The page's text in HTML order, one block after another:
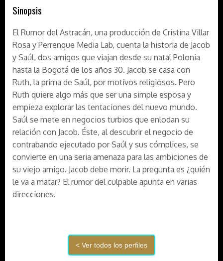
Sinopsis
El Rumor del Astracán, una producción de Cristina Villar
Rosa y Perrenque Media Lab, cuenta la historia de Jacob
y Saúl, dos amigos que viajan desde su natal Polonia
hasta la Bogotá de los años 30. Jacob se casa con
Ruth, la prima de Saúl, por motivos religiosos. Pero
Ruth quiere algo más que ser una simple esposa y
empieza explorar las tentaciones del nuevo mundo.
Saúl se mete en negocios turbios que enlodan su
relación con Jacob. Éste, al descubrir el negocio de
contrabando ejecutado por Saúl y sus cómplices, se
convierte en una seria amenaza para las ambiciones de
su viejo amigo. Jacob debe morir. La pregunta es ¿quién
le va a matar? El rumor del culpable apunta en varias
direcciones.